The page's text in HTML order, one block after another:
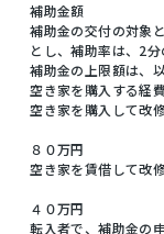
補助金額
補助金の交付の対象
とし、補助率は、2分
補助金の上限額は、
空き家を購入する経
空き家を購入して改
８０万円
空き家を賃借して改
４０万円
転入者で、補助金の